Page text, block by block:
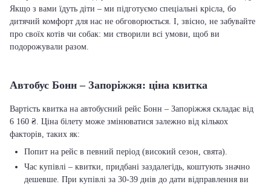
Якщо з вами їдуть діти – ми підготуємо спеціальні крісла, бо
дитячий комфорт для нас не обговорюється. І, звісно, не забувайте
про своїх котів чи собак: ми створили всі умови, щоб ви
подорожували разом.
Автобус Бонн – Запоріжжя: ціна квитка
Вартість квитка на автобусний рейс Бонн – Запоріжжя складає від
6 160 ₴. Ціна білету може змінюватися залежно від кількох
факторів, таких як:
Попит на рейс в певний період (високий сезон, свята).
Час купівлі – квитки, придбані заздалегідь, коштують значно
дешевше. При купівлі за 30-39 днів до дати відправлення ви